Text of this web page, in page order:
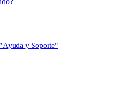
y Soporte"